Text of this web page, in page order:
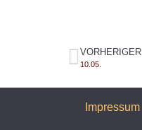
VORHERIGER
10.05.
Impressum